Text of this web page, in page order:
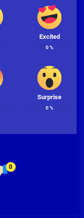
Excited
0%
Surprise
0%
0